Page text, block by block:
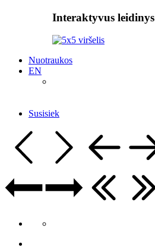
Interaktyvus leidinys
Nuotraukos
EN
Susisiek